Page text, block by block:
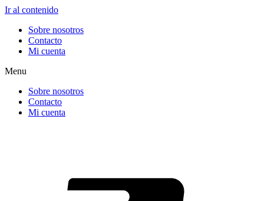
Ir al contenido
Sobre nosotros
Contacto
Mi cuenta
Menu
Sobre nosotros
Contacto
Mi cuenta